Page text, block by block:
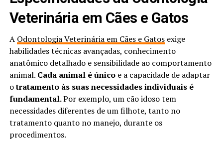
Veterinária em Cães e Gatos
A Odontologia Veterinária em Cães e Gatosexige
habilidades técnicas avançadas, conhecimento
anatômico detalhado e sensibilidade ao comportamento
animal. Cada animal é únicoe a capacidade de adaptar
otratamento às suas necessidades individuais é
fundamental.Por exemplo, um cão idoso tem
necessidades diferentes de um filhote, tanto no
tratamento quanto no manejo, durante os
procedimentos.